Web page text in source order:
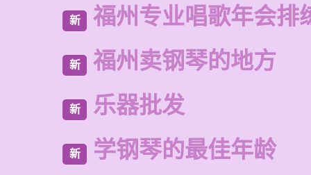
新 福州专业唱歌年会排
新 福州卖钢琴的地方
新 乐器批发
新 学钢琴的最佳年龄